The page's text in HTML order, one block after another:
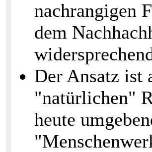
nachrangigen
dem
Der Ansatz ist
"natürlichen"
heute